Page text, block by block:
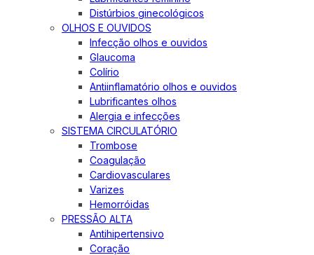
Distúrbios ginecológicos
OLHOS E OUVIDOS
Infecção olhos e ouvidos
Glaucoma
Colírio
Antiinflamatório olhos e ouvidos
Lubrificantes olhos
Alergia e infecções
SISTEMA CIRCULATÓRIO
Trombose
Coagulação
Cardiovasculares
Varizes
Hemorróidas
PRESSÃO ALTA
Antihipertensivo
Coração